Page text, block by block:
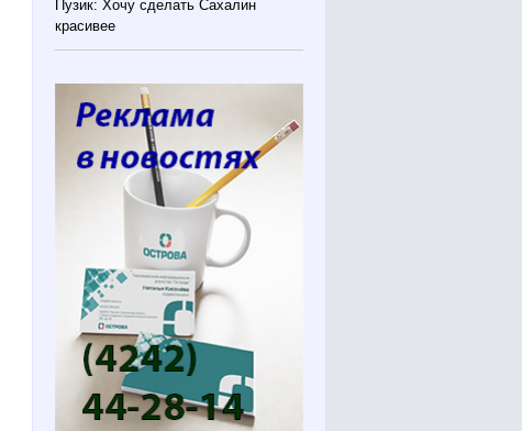
Пузик: Хочу сделать Сахалин
красивее